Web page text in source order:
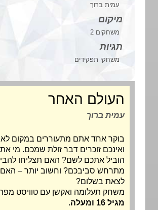
עמית ברוך
משחקי תפקידים
העולם האחר
עמית ברוך
בוקר אחד אתם מתעוררים במקום לא מוכר,
ואינכם זוכרים דבר זולת שמכם. מי אתם? מה
הוביל אתכם לשם? האם תצליחו להבין מה
מתרחש סביבכם? וחשוב יותר – האם תצליחו
לצאת בשלום?
משחק תעלומה ואקשן עם טוויסט מפתיע.